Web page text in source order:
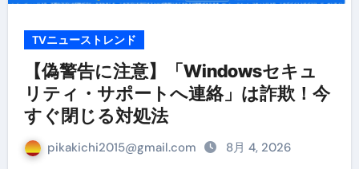
TVニューストレンド
【偽警告に注意】「Windowsセキュ
リティ・サポートへ連絡」は詐欺！今
すぐ閉じる対処法
pikakichi2015@gmail.com 8月 4, 2026